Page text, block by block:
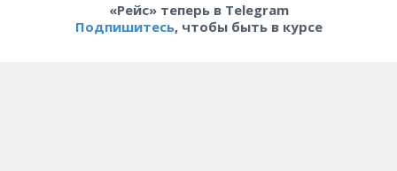
«Рейс» теперь в Telegram
Подпишитесь, чтобы быть в курсе